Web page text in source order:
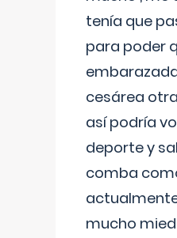
tenía que
para poder
cesárea otra
así podría
deporte y
comba
mucho